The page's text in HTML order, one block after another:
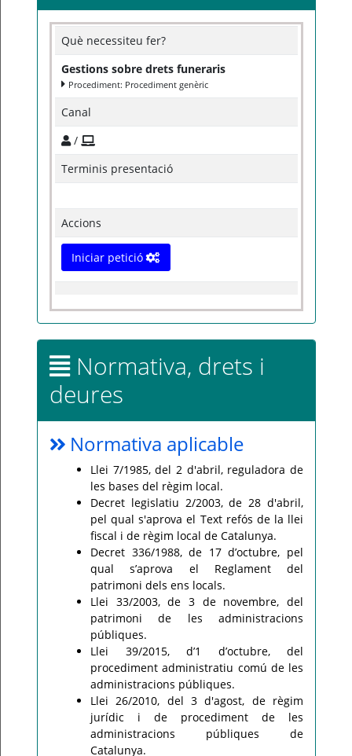
Què necessiteu fer?
Gestions sobre drets funeraris
Procediment: Procediment genèric
Canal
/
Terminis presentació
Accions
Iniciar petició
Normativa, drets i
deures
Normativa aplicable
Llei 7/1985, del 2 d'abril, reguladora de
les bases del règim local.
Decret legislatiu 2/2003, de 28 d'abril,
pel qual s'aprova el Text refós de la llei
fiscal i de règim local de Catalunya.
Decret 336/1988, de 17 d’octubre, pel
qual s’aprova el Reglament del
patrimoni dels ens locals.
Llei 33/2003, de 3 de novembre, del
patrimoni de les administracions
públiques.
Llei 39/2015, d’1 d’octubre, del
procediment administratiu comú de les
administracions públiques.
Llei 26/2010, del 3 d'agost, de règim
jurídic i de procediment de les
administracions públiques de
Catalunya.